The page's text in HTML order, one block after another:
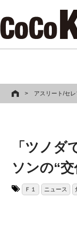
> アスリート/セ
「ツノ
ソンの“
Ｆ１ ニュース